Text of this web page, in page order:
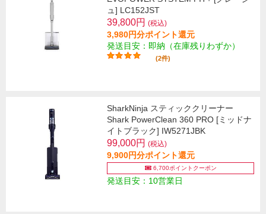
ュ] LC152JST
39,800円 (税込)
3,980円分ポイント還元
発送目安：即納（在庫残りわずか）
(2件)
SharkNinja スティッククリーナー
Shark PowerClean 360 PRO [ミッドナ
イトブラック] IW5271JBK
99,000円 (税込)
9,900円分ポイント還元
6,700ポイントクーポン
発送目安：10営業日